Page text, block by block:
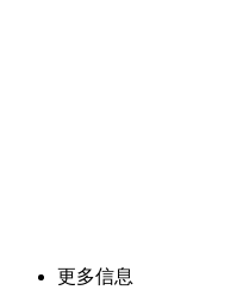
更多信息